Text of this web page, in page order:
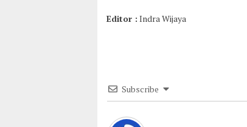
Editor : Indra Wijaya
Subscribe